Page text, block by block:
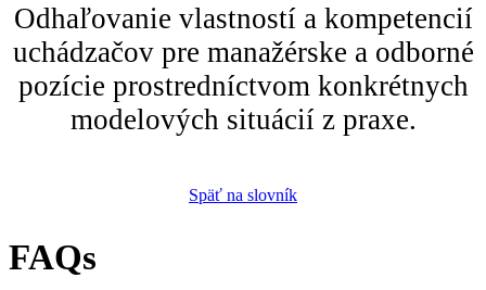
Odhaľovanie vlastností a kompetencií
uchádzačov pre manažérske a odborné
pozície prostredníctvom konkrétnych
modelových situácií z praxe.
Späť na slovník
FAQs